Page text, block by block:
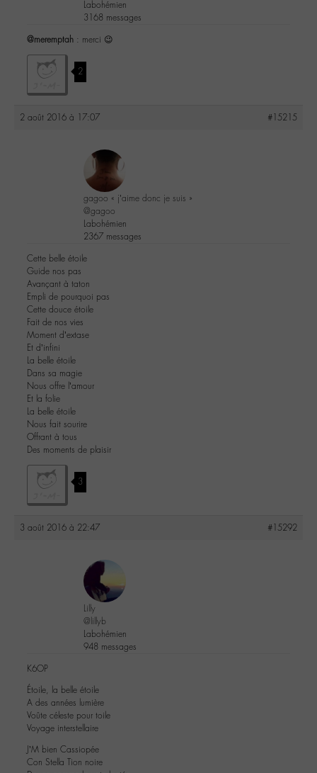
Labohémien
3168 messages
@meremptah : merci 😉
2
2 août 2016 à 17:07 #15215
gagoo « j’aime donc je suis »
@gagoo
Labohémien
2367 messages
Cette belle étoile
Guide nos pas
Avançant à taton
Empli de pourquoi pas
Cette douce étoile
Fait de nos vies
Moment d’extase
Et d’infini
La belle étoile
Dans sa magie
Nous offre l’amour
Et la folie
La belle étoile
Nous fait sourire
Offrant à tous
Des moments de plaisir
3
3 août 2016 à 22:47 #15292
Lilly
@lillyb
Labohémien
948 messages
K6OP
Étoile, la belle étoile
A des années lumière
Voûte céleste pour toile
Voyage interstellaire
J’M bien Cassiopée
Con Stella Tion noire